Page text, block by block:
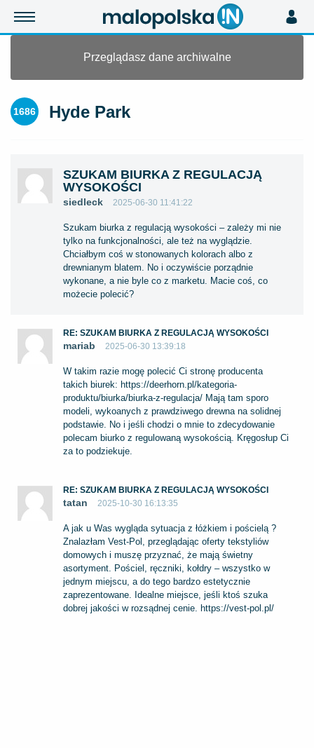
Przeglądasz dane archiwalne
1686 Hyde Park
SZUKAM BIURKA Z REGULACJĄ
WYSOKOŚCI
siedleck 2025-06-30 11:41:22
Szukam biurka z regulacją wysokości – zależy mi nie
tylko na funkcjonalności, ale też na wyglądzie.
Chciałbym coś w stonowanych kolorach albo z
drewnianym blatem. No i oczywiście porządnie
wykonane, a nie byle co z marketu. Macie coś, co
możecie polecić?
RE: SZUKAM BIURKA Z REGULACJĄ WYSOKOŚCI
mariab 2025-06-30 13:39:18
W takim razie mogę polecić Ci stronę producenta
takich biurek: https://deerhorn.pl/kategoria-
produktu/biurka/biurka-z-regulacja/ Mają tam sporo
modeli, wykoanych z prawdziwego drewna na solidnej
podstawie. No i jeśli chodzi o mnie to zdecydowanie
polecam biurko z regulowaną wysokością. Kręgosłup Ci
za to podziekuje.
RE: SZUKAM BIURKA Z REGULACJĄ WYSOKOŚCI
tatan 2025-10-30 16:13:35
A jak u Was wygląda sytuacja z łóżkiem i pościelą ?
Znalazłam Vest-Pol, przeglądając oferty tekstyliów
domowych i muszę przyznać, że mają świetny
asortyment. Pościel, ręczniki, kołdry – wszystko w
jednym miejscu, a do tego bardzo estetycznie
zaprezentowane. Idealne miejsce, jeśli ktoś szuka
dobrej jakości w rozsądnej cenie. https://vest-pol.pl/